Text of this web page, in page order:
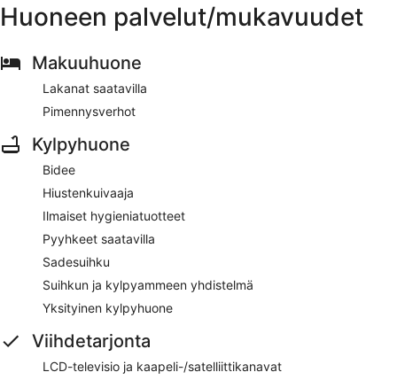
Huoneen palvelut/mukavuudet
Makuuhuone
Lakanat saatavilla
Pimennysverhot
Kylpyhuone
Bidee
Hiustenkuivaaja
Ilmaiset hygieniatuotteet
Pyyhkeet saatavilla
Sadesuihku
Suihkun ja kylpyammeen yhdistelmä
Yksityinen kylpyhuone
Viihdetarjonta
LCD-televisio ja kaapeli-/satelliittikanavat